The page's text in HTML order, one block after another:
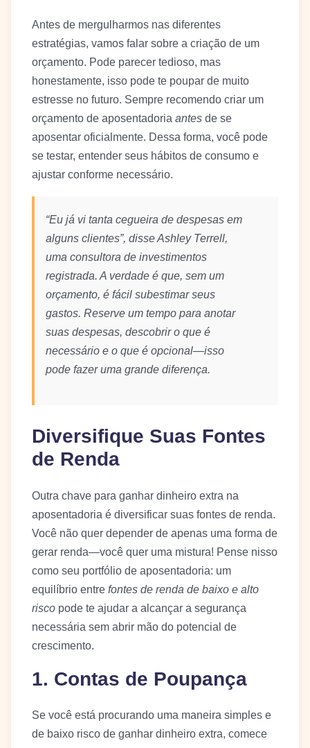
Antes de mergulharmos nas diferentes
estratégias, vamos falar sobre a criação de um
orçamento. Pode parecer tedioso, mas
honestamente, isso pode te poupar de muito
estresse no futuro. Sempre recomendo criar um
orçamento de aposentadoria antes de se
aposentar oficialmente. Dessa forma, você pode
se testar, entender seus hábitos de consumo e
ajustar conforme necessário.
“Eu já vi tanta cegueira de despesas em
alguns clientes”, disse Ashley Terrell,
uma consultora de investimentos
registrada. A verdade é que, sem um
orçamento, é fácil subestimar seus
gastos. Reserve um tempo para anotar
suas despesas, descobrir o que é
necessário e o que é opcional—isso
pode fazer uma grande diferença.
Diversifique Suas Fontes
de Renda
Outra chave para ganhar dinheiro extra na
aposentadoria é diversificar suas fontes de renda.
Você não quer depender de apenas uma forma de
gerar renda—você quer uma mistura! Pense nisso
como seu portfólio de aposentadoria: um
equilíbrio entre fontes de renda de baixo e alto
risco pode te ajudar a alcançar a segurança
necessária sem abrir mão do potencial de
crescimento.
1. Contas de Poupança
Se você está procurando uma maneira simples e
de baixo risco de ganhar dinheiro extra, comece